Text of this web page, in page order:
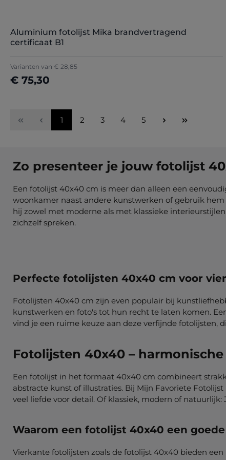
Aluminium fotolijst Mika brandvertragend
certificaat B1
Varianten van € 28,85
€ 75,30
Details
Pagina
1 Pagina
2 Pagina
3 Pagina
4 Pagina
5
Zo presenteer je jouw fotolijst
Een fotolijst 40x40 cm is meer dan alleen een
woonkamer naast andere kunstwerken of gebruik
hij zowel met moderne als met klassieke
zichzelf spreken.
Perfecte fotolijsten 40x40 cm voor
Fotolijsten 40x40 cm zijn even populair bij
kunstwerken en foto's tot hun recht te laten komen.
vind je een ruime keuze aan deze verfijnde fotolijsten,
Fotolijsten 40x40 –
Een fotolijst in het formaat 40x40 cm combineert
abstracte kunst of illustraties. Bij Mijn Favoriete
veel liefde voor detail. Of klassiek, modern of
Waarom een fotolijst 40x40 een
Vierkante fotolijsten zoals de fotolijst 40x40 bieden